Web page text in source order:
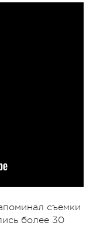
съемки
более 30